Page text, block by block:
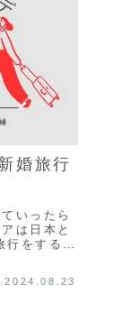
婚旅行
いったら
は日本と
をすると
2024.08.23